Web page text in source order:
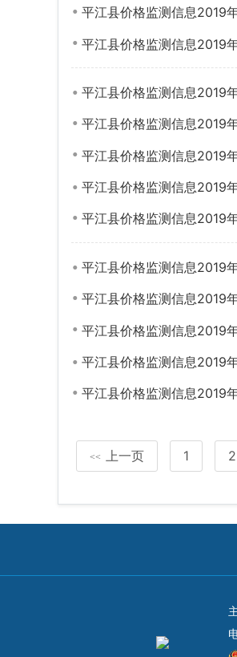
平江县价格监测信息2019
平江县价格监测信息2019
平江县价格监测信息2019
平江县价格监测信息2019
平江县价格监测信息2019
平江县价格监测信息2019
平江县价格监测信息2019
平江县价格监测信息2019
平江县价格监测信息2019
平江县价格监测信息2019
平江县价格监测信息2019
平江县价格监测信息2019
<< 上一页 1 2